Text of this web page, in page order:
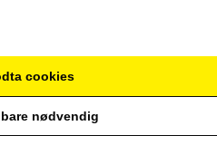
cookies
nødvendig